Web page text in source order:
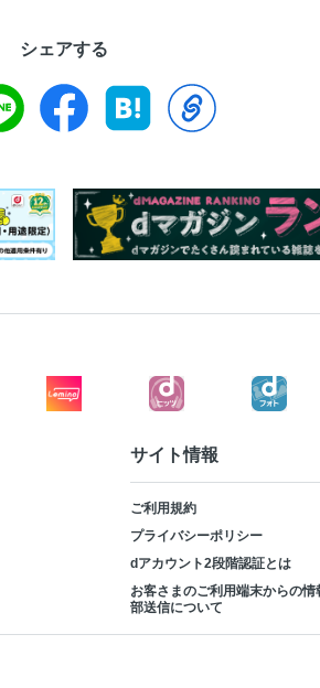
シェアする
サイト情報
ご利用規約
プライバシーポリシー
dアカウント2段階認証とは
お客さまのご利用端末からの情
部送信について